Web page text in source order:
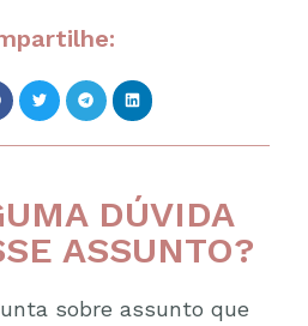
DÚVIDA
ASSUNTO?
sobre assunto que